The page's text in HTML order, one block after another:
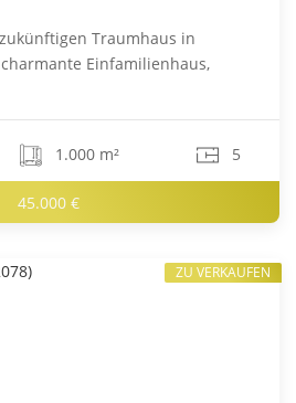
Traumhaus in
Einfamilienhaus,
1.000 m² 5
45.000 €
ZU VERKAUFEN